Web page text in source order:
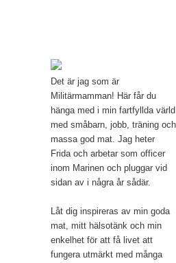
Mamma, militär och
Det är jag som är
Militärmamman! Här får du
hänga med i min fartfyllda värld
med småbarn, jobb, träning och
massa god mat. Jag heter
Frida och arbetar som officer
inom Marinen och pluggar vid
sidan av i några år sådär.
Låt dig inspireras av min goda
mat, mitt hälsotänk och min
enkelhet för att få livet att
fungera utmärkt med många